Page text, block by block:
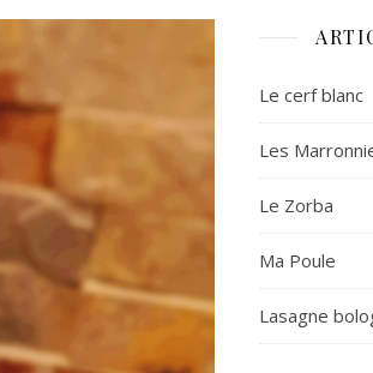
Le cerf blanc
Les
Le Zorba
Ma Poule
Lasagne